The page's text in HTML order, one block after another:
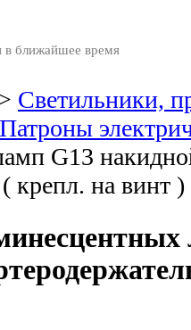
ближайшее время
Светильники,
Патроны
G13
( крепл. на винт